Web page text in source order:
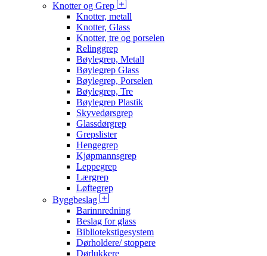
Knotter og Grep
Knotter, metall
Knotter, Glass
Knotter, tre og porselen
Relinggrep
Bøylegrep, Metall
Bøylegrep Glass
Bøylegrep, Porselen
Bøylegrep, Tre
Bøylegrep Plastik
Skyvedørsgrep
Glassdørgrep
Grepslister
Hengegrep
Kjøpmannsgrep
Leppegrep
Lærgrep
Løftegrep
Byggbeslag
Barinnredning
Beslag for glass
Bibliotekstigesystem
Dørholdere/ stoppere
Dørlukkere